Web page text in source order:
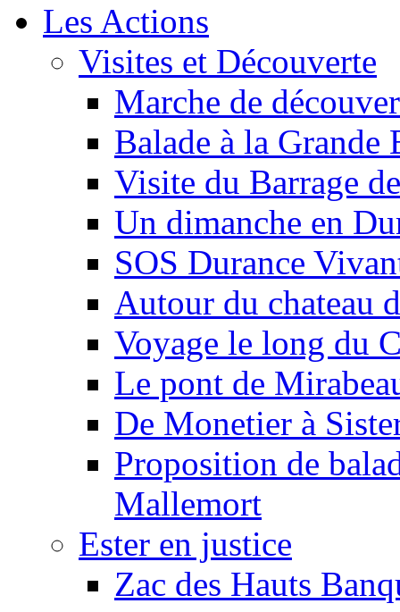
Les Actions
Visites et Découverte
Marche de
Balade à la Grande
Visite du Barrage
Un dimanche en
SOS Durance
Autour du chateau
Voyage le long du
Le pont de
De Monetier à
Proposition de
Mallemort
Ester en justice
Zac des Hauts